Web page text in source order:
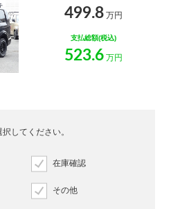
499.8万円
支払総額(税込)
523.6万円
してください。
在庫確認
その他